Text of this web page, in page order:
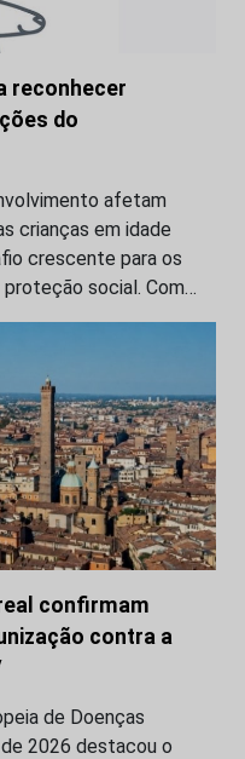
reconhecer
do
afetam
crianças em idade
crescente para os
social. Com…
confirmam
contra a
de Doenças
2026 destacou o